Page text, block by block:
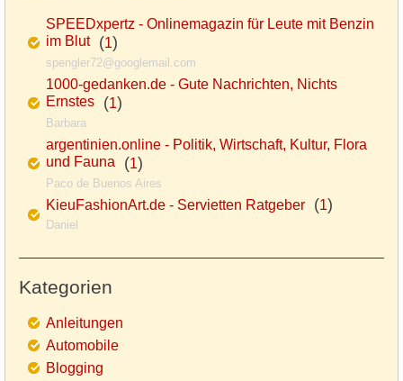
SPEEDxpertz - Onlinemagazin für Leute mit Benzin
im Blut(1)
spengler72@googlemail.com
1000-gedanken.de - Gute Nachrichten, Nichts
Ernstes (1)
Barbara
argentinien.online - Politik, Wirtschaft, Kultur, Flora
und Fauna (1)
Paco de Buenos Aires
KieuFashionArt.de - Servietten Ratgeber (1)
Daniel
Kategorien
Anleitungen
Automobile
Blogging